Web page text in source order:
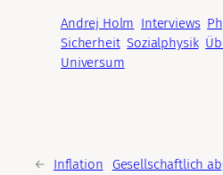
Andrej Holm Interviews
Sicherheit Sozialphysik
Universum
←
Inflation
Gesellschaftlich